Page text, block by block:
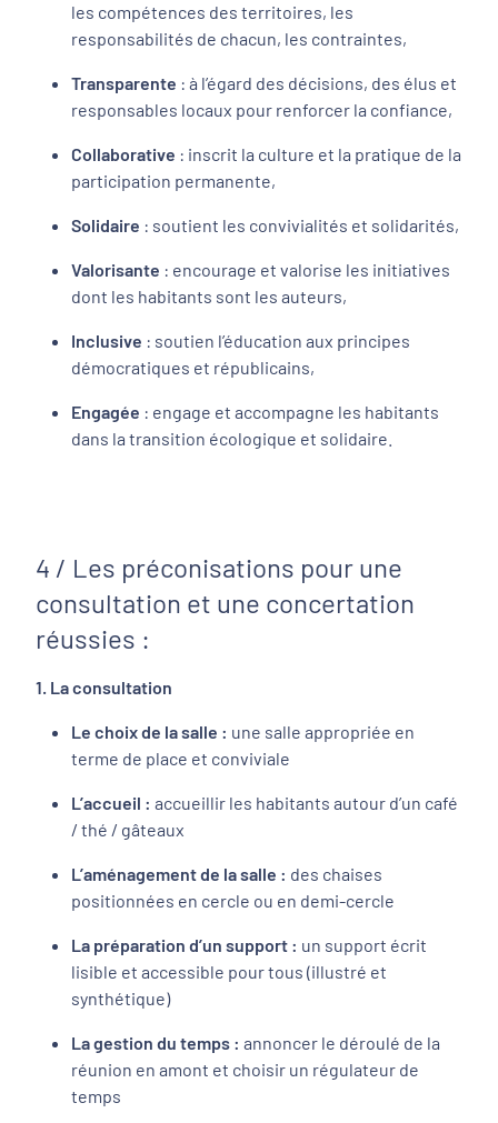
les compétences des territoires, les
responsabilités de chacun, les contraintes,
Transparente : à l’égard des décisions, des élus et
responsables locaux pour renforcer la confiance,
Collaborative : inscrit la culture et la pratique de la
participation permanente,
Solidaire : soutient les convivialités et solidarités,
Valorisante : encourage et valorise les initiatives
dont les habitants sont les auteurs,
Inclusive : soutien l’éducation aux principes
démocratiques et républicains,
Engagée : engage et accompagne les habitants
dans la transition écologique et solidaire.
4 / Les préconisations pour une
consultation et une concertation
réussies :
1. La consultation
Le choix de la salle : une salle appropriée en
terme de place et conviviale
L’accueil : accueillir les habitants autour d’un café
/ thé / gâteaux
L’aménagement de la salle : des chaises
positionnées en cercle ou en demi-cercle
La préparation d’un support : un support écrit
lisible et accessible pour tous (illustré et
synthétique)
La gestion du temps : annoncer le déroulé de la
réunion en amont et choisir un régulateur de
temps